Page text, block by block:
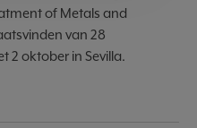
of Metals and
van 28
2 oktober in Sevilla.